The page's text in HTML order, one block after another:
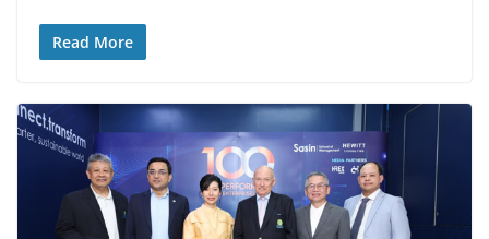
Read More